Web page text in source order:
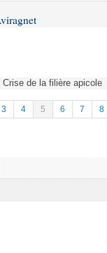
de la filière apicole
3 4 5 6 7 8